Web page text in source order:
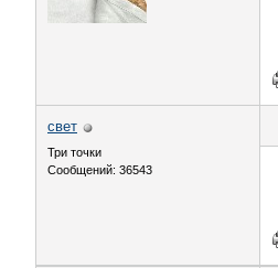
свет
Три точки
Сообщений: 36543